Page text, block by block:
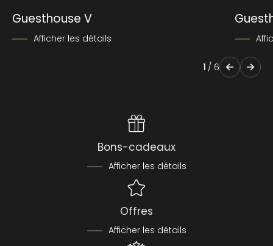
Guesthouse V
Afficher les détails
1 / 6
Bons-cadeaux
Afficher les détails
Offres
Afficher les détails